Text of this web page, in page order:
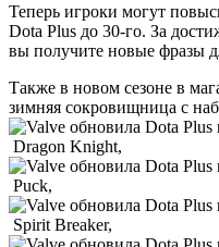
Теперь игроки могут
Dota Plus до 30-го. За
вы получите новые фразы
Также в новом сезоне в
зимняя сокровищница с
Dragon Knight,
Puck,
Spirit Breaker,